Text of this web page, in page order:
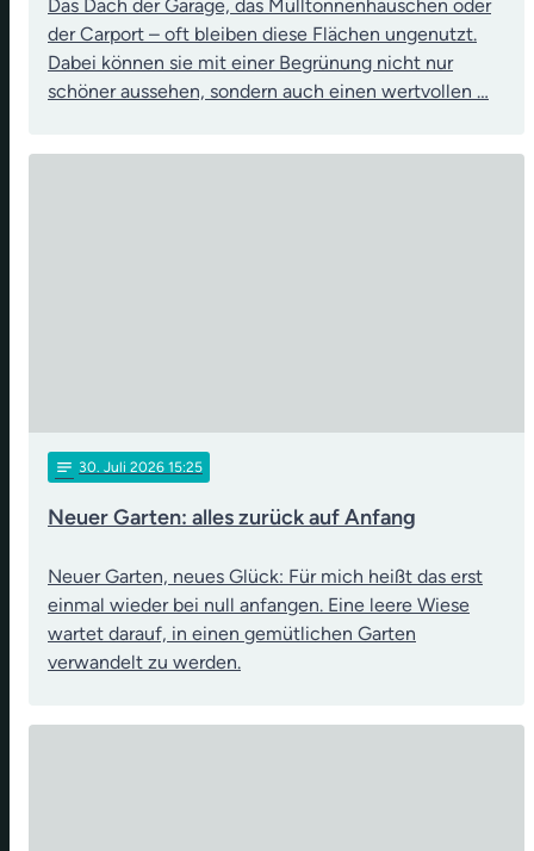
Das Dach der Garage, das Mülltonnenhäuschen oder
der Carport – oft bleiben diese Flächen ungenutzt.
Dabei können sie mit einer Begrünung nicht nur
schöner aussehen, sondern auch einen wertvollen …
notes 30 . Juli 2026 15:25
Neuer Garten: alles zurück auf Anfang
Neuer Garten, neues Glück: Für mich heißt das erst
einmal wieder bei null anfangen. Eine leere Wiese
wartet darauf, in einen gemütlichen Garten
verwandelt zu werden.